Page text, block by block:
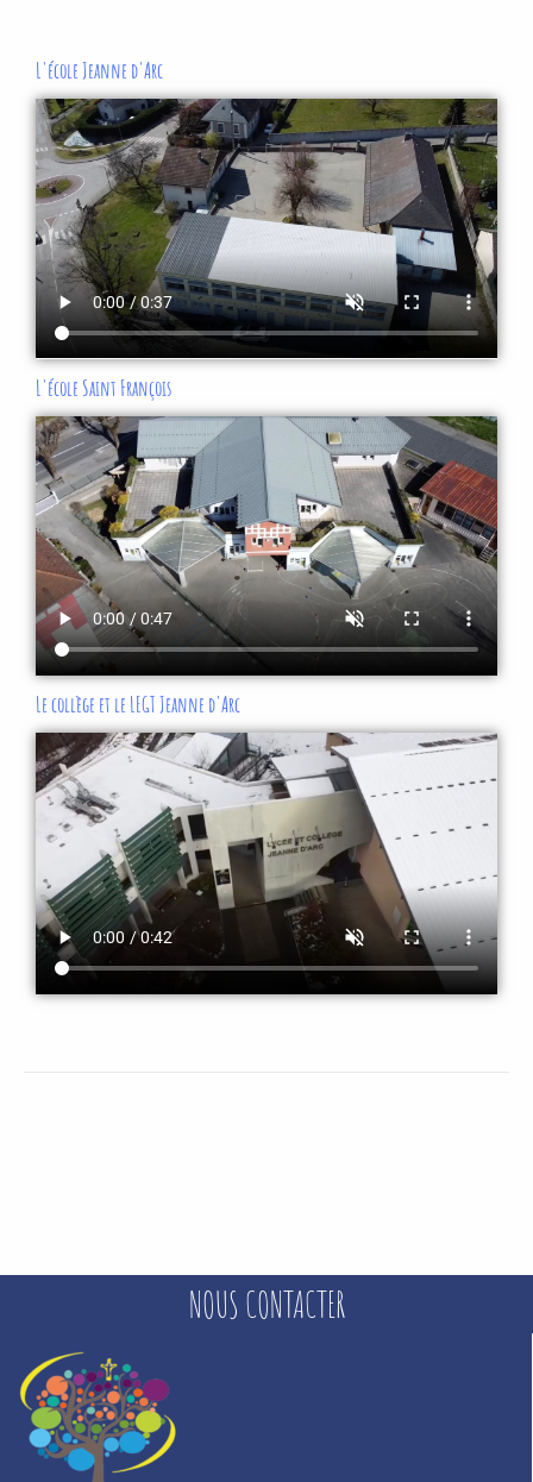
L'école Jeanne d'Arc
L'école Saint François
Le collège et le LEGT Jeanne d'Arc
NOUS CONTACTER